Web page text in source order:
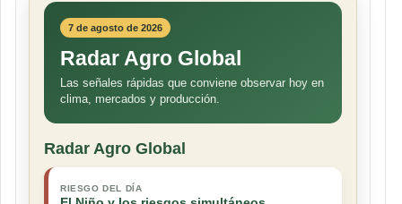
7 de agosto de 2026
Radar Agro Global
Las señales rápidas que conviene observar hoy en
clima, mercados y producción.
Radar Agro Global
RIESGO DEL DÍA